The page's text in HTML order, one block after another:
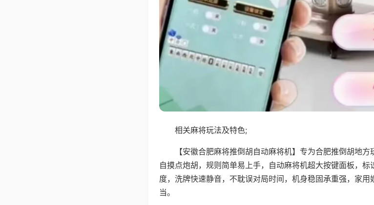
相关麻将玩法及特色;
【安徽合肥麻将推倒胡自动麻将机】专为合肥推倒胡地方
自摸点炮胡，规则简单易上手，自动麻将机超大按键面板，
度，洗牌快速静音，不耽误对局时间，机身稳固承重强，家
当。